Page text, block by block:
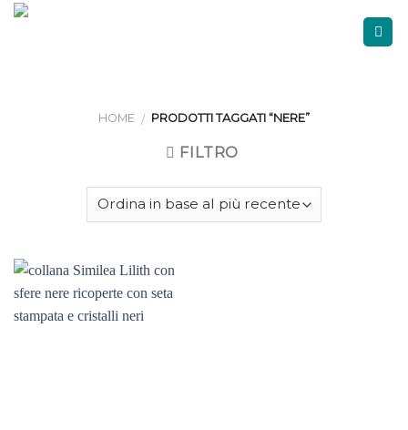
Skip
HOME / PRODOTTI TAGGATI “NERE”
FILTRO